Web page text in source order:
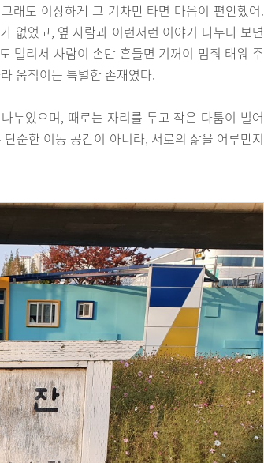
래도 이상하게 그 기차만 타면 마음이 편안했어.
없었고, 옆 사람과 이런저런 이야기 나누다 보면
멀리서 사람이 손만 흔들면 기꺼이 멈춰 태워 주
움직이는 특별한 존재였다.
누었으며, 때로는 자리를 두고 작은 다툼이 벌어
순한 이동 공간이 아니라, 서로의 삶을 어루만지